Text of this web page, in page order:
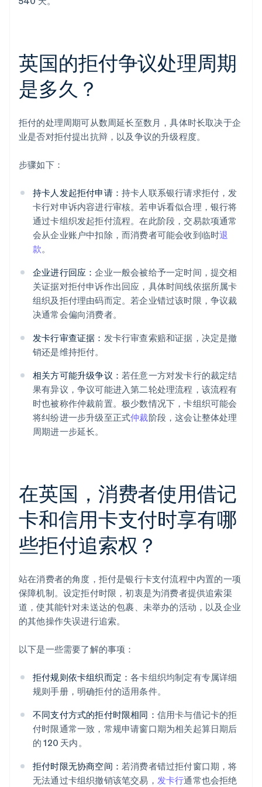
英国的拒付争议处理周期
是多久？
拒付的处理周期可从数周延长至数月，具体时长取决于企
业是否对拒付提出抗辩，以及争议的升级程度。
步骤如下：
持卡人发起拒付申请： 持卡人联系银行请求拒付，发
卡行对申诉内容进行审核。若申诉看似合理，银行将
通过卡组织发起拒付流程。在此阶段，交易款项通常
会从企业账户中扣除，而消费者可能会收到临时退
款。
企业进行回应：企业一般会被给予一定时间，提交相
关证据对拒付申诉作出回应，具体时间线依据所属卡
组织及拒付理由码而定。若企业错过该时限，争议裁
决通常会偏向消费者。
发卡行审查证据： 发卡行审查索赔和证据，决定是撤
销还是维持拒付。
相关方可能升级争议： 若任意一方对发卡行的裁定结
果有异议，争议可能进入第二轮处理流程，该流程有
时也被称作仲裁前置。极少数情况下，卡组织可能会
将纠纷进一步升级至正式仲裁阶段，这会让整体处理
周期进一步延长。
在英国，消费者使用借记
卡和信用卡支付时享有哪
些拒付追索权？
站在消费者的角度，拒付是银行卡支付流程中内置的一项
保障机制。设定拒付时限，初衷是为消费者提供追索渠
道，使其能针对未送达的包裹、未举办的活动，以及企业
的其他操作失误进行追索。
以下是一些需要了解的事项：
拒付规则依卡组织而定：各卡组织均制定有专属详细
规则手册，明确拒付的适用条件。
不同支付方式的拒付时限相同： 信用卡与借记卡的拒
付时限通常一致，常规申请窗口期为相关起算日期后
的 120 天内。
拒付时限无协商空间： 若消费者错过拒付窗口期，将
无法通过卡组织撤销该笔交易， 发卡行通常也会拒绝